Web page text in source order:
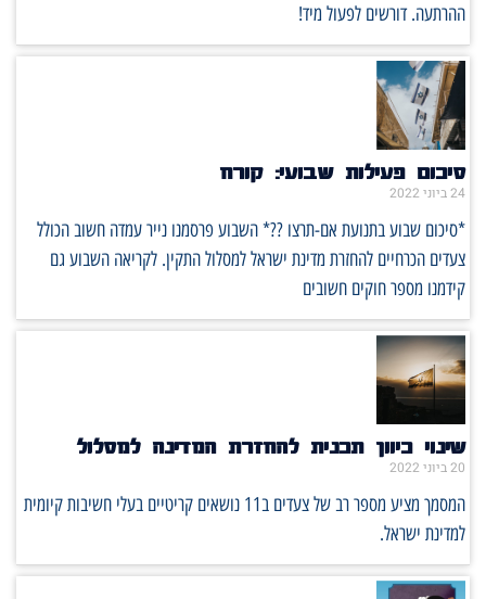
ההרתעה. דורשים לפעול מיד!
סיכום פעילות שבועי: קורח
24 ביוני 2022
*סיכום שבוע בתנועת אם-תרצו ??* השבוע פרסמנו נייר עמדה חשוב הכולל
צעדים הכרחיים להחזרת מדינת ישראל למסלול התקין. לקריאה השבוע גם
קידמנו מספר חוקים חשובים
שינוי כיוון תכנית להחזרת המדינה למסלול
20 ביוני 2022
המסמך מציע מספר רב של צעדים ב11 נושאים קריטיים בעלי חשיבות קיומית
למדינת ישראל.